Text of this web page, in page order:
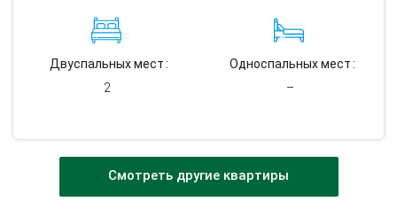
Двуспальных мест
2
Односпальных мест
–
Смотреть другие квартиры